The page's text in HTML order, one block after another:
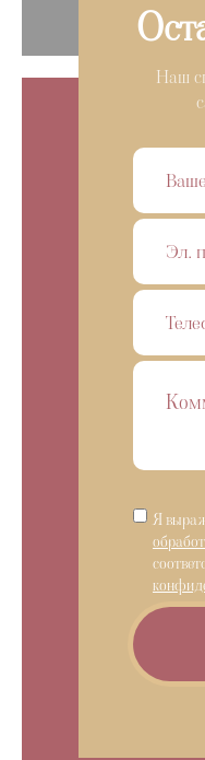
Наш
Я